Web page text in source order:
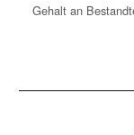
Gehalt an